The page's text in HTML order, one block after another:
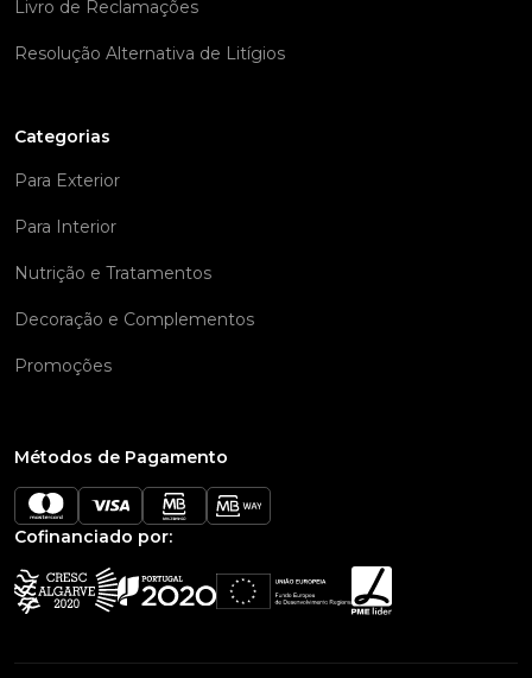
Livro de Reclamações
Resolução Alternativa de Litígios
Categorias
Para Exterior
Para Interior
Nutrição e Tratamentos
Decoração e Complementos
Promoções
Métodos de Pagamento
Cofinanciado por: